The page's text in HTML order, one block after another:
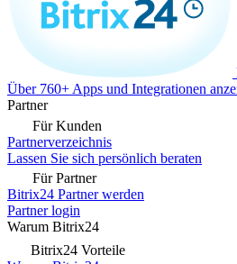
Über 760+ Apps und Integrationen
Partner
Für Kunden
Partnerverzeichnis
Lassen Sie sich persönlich beraten
Für Partner
Bitrix24 Partner werden
Partner login
Warum Bitrix24
Bitrix24 Vorteile